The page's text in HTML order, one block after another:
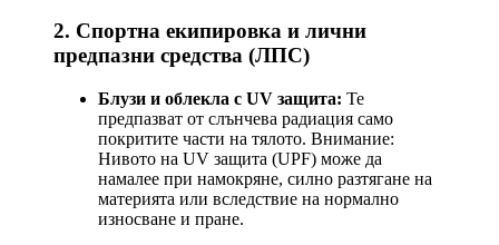
2. Спортна екипировка и лични
предпазни средства (ЛПС)
Блузи и облекла с UV защита: Те
предпазват от слънчева радиация само
покритите части на тялото. Внимание:
Нивото на UV защита (UPF) може да
намалее при намокряне, силно разтягане на
материята или вследствие на нормално
износване и пране.